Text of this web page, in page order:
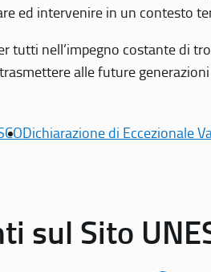
ed intervenire in un contesto
tutti nell’impegno costante di
alle future
Dichiarazione di Eccezionale
sul Sito